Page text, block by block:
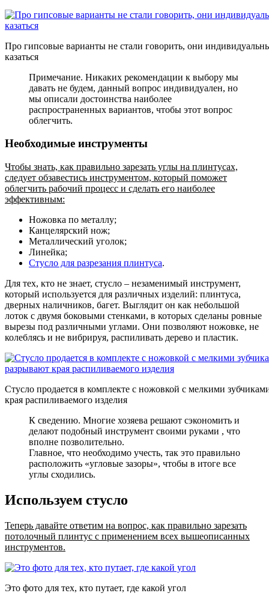
Про гипсовые варианты не стали говорить, они
казаться
Примечание. Никаких рекомендации к выбору мы
давать не будем, данный вопрос индивидуален, но
мы описали достоинства наиболее
распространенных вариантов, чтобы этот вопрос
облегчить.
Необходимые инструменты
Чтобы знать, как правильно зарезать углы на плинтусах,
следует обзавестись инструментом, который поможет
облегчить рабочий процесс и сделать его наиболее
эффективным:
Ножовка по металлу;
Канцелярский нож;
Металлический уголок;
Линейка;
Стусло для разрезания плинтуса.
Для тех, кто не знает, стусло – незаменимый инструмент,
который используется для различных изделий: плинтуса,
дверных наличников, багет. Выглядит он как небольшой
лоток с двумя боковыми стенками, в которых сделаны ровные
вырезы под различными углами. Они позволяют ножовке, не
колеблясь и не вибрируя, распиливать дерево и пластик.
Стусло продается в комплекте с ножовкой с мелкими
края распиливаемого изделия
К сведению. Многие хозяева решают сэкономить и
делают подобный инструмент своими руками , что
вполне позволительно.
Главное, что необходимо учесть, так это правильно
расположить «угловые зазоры», чтобы в итоге все
углы сходились.
Используем стусло
Теперь давайте ответим на вопрос, как правильно зарезать
потолочный плинтус с применением всех вышеописанных
инструментов.
Это фото для тех, кто путает, где какой угол